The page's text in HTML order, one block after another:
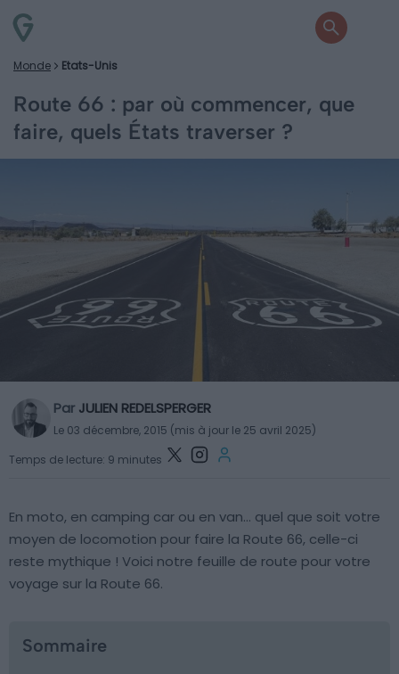
Monde Etats-Unis
Route 66 : par où commencer, que
faire, quels États traverser ?
Par JULIEN REDELSPERGER
Le 03 décembre, 2015 (mis à jour le 25 avril 2025)
Temps de lecture: 9 minutes
En moto, en camping car ou en van… quel que soit votre
moyen de locomotion pour faire la Route 66, celle-ci
reste mythique ! Voici notre feuille de route pour votre
voyage sur la Route 66.
Sommaire